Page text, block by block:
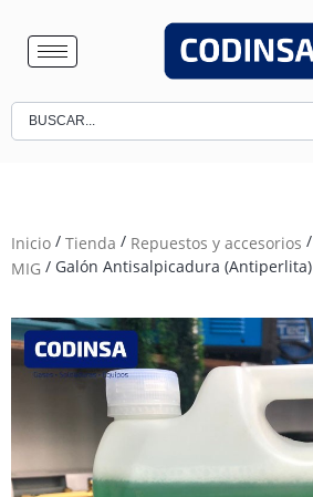
Inicio / Tienda / Repuestos y accesorios /
MIG / Galón Antisalpicadura (Antiperlita)